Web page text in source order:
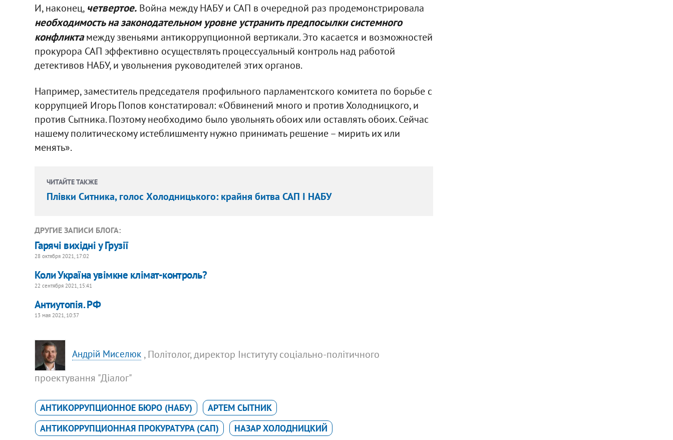
И, наконец, четвертое.Война между НАБУ и САП в очередной раз продемонстрировала
необходимость на законодательном уровне устранить предпосылки системного
конфликтамежду звеньями антикоррупционной вертикали. Это касается и возможностей
прокурора САП эффективно осуществлять процессуальный контроль над работой
детективов НАБУ, и увольнения руководителей этих органов.
Например, заместитель председателя профильного парламентского комитета по борьбе с
коррупцией Игорь Попов констатировал: «Обвинений много и против Холодницкого, и
против Сытника. Поэтому необходимо было увольнять обоих или оставлять обоих. Сейчас
нашему политическому истеблишменту нужно принимать решение – мирить их или
менять».
ЧИТАЙТЕ ТАКЖЕ
Плівки Ситника, голос Холодницького: крайня битва САП І НАБУ
ДРУГИЕ ЗАПИСИ БЛОГА:
Гарячі вихідні у Грузії
28 октября 2021, 17:02
Коли Україна увімкне клімат-контроль?
22 сентября 2021, 15:41
Антиутопія. РФ
13 мая 2021, 10:37
Андрій Миселюк , Політолог, директор Інституту соціально-політичного
проектування "Діалог"
АНТИКОРРУПЦИОННОЕ БЮРО (НАБУ)
АРТЕМ СЫТНИК
АНТИКОРРУПЦИОННАЯ ПРОКУРАТУРА (САП)
НАЗАР ХОЛОДНИЦКИЙ